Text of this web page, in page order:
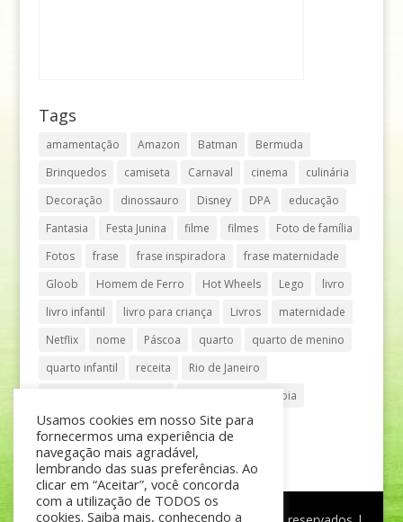
Tags
amamentação Amazon Batman
Bermuda
Brinquedos
camiseta Carnaval cinema
culinária
Decoração
dinossauro Disney DPA
educação
Fantasia
Festa Junina filme filmes
Foto de família
Fotos
frase frase inspiradora
frase maternidade
Gloob
Homem de Ferro Hot Wheels Lego
livro
livro infantil
livro para criança Livros
maternidade
Netflix
nome Páscoa quarto
quarto de menino
quarto infantil
receita
Rio de Janeiro
Shopping Vila Olímpia
São Paulo
teatro tênis
Usamos cookies em nosso Site para
fornecermos uma experiência de
navegação mais agradável,
lembrando das suas preferências. Ao
clicar em “Aceitar”, você concorda
com a utilização de TODOS os
cookies. Saiba mais, conhecendo a